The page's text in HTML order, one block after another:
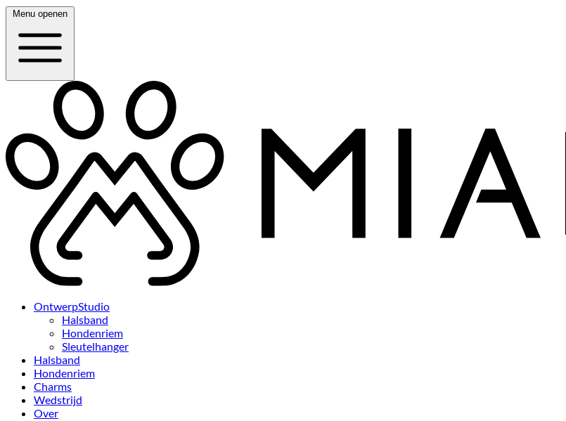
Menu openen
OntwerpStudio
Halsband
Hondenriem
Sleutelhanger
Halsband
Hondenriem
Charms
Wedstrijd
Over